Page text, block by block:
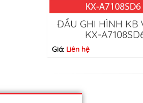
ĐẦU GHI HÌNH KB
KX-
Giá: Liên hệ